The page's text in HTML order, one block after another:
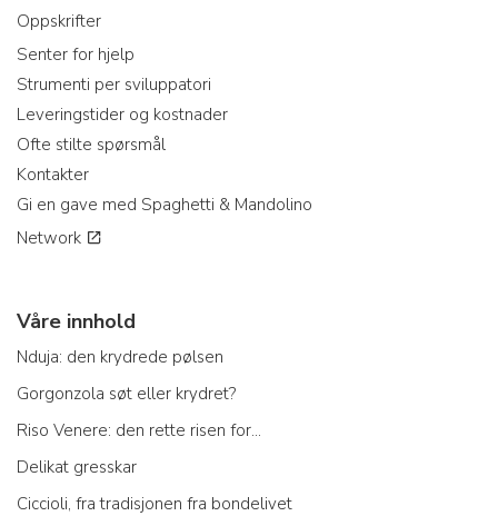
Oppskrifter
Senter for hjelp
Strumenti per sviluppatori
Leveringstider og kostnader
Ofte stilte spørsmål
Kontakter
Gi en gave med Spaghetti & Mandolino
Network
Våre innhold
Nduja: den krydrede pølsen
Gorgonzola søt eller krydret?
Riso Venere: den rette risen for...
Delikat gresskar
Ciccioli, fra tradisjonen fra bondelivet